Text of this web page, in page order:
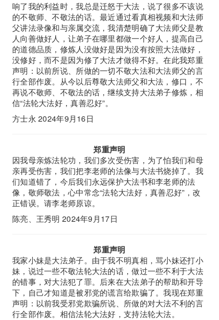
响了我的利益时，我总是迁怒于大法，说了很多不该说
的不敬师、不敬法的话。最近通过看真相视频和大法师
父讲法录像和与亲属交流，我清楚明确了大法师父是教
人向善做好人，让弟子在哪里都做一个好人，提高自己
的道德品质，修炼人没做好是因为没有按照大法做好，
没修好，而不是因为修了大法才做得不好。在此我郑重
声明：以前所说、所做的一切不敬大法和大法师父的言
行全部作废。从今以后尊敬大法师父和大法，修口，不
再说不敬师、不敬法的话，继续支持大法弟子修炼，相
信“法轮大法好，真善忍好”。
方士永 2024年9月16日
郑重声明
因我母亲炼法轮功，我们多次受伤害，为了怕我们和母
亲再受伤害，我们把李老师的法像与大法书烧掉了。我
们知道错了，今后我们永远保护大法书和李老师的法
像，敬师敬法，心中常念“法轮大法好，真善忍好”，改
正错误。请李老师原谅。
陈亮、王秀明 2024年9月17日
郑重声明
我家小妹是大法弟子。由于我不明真相，骂小妹还打小
妹，说过一些不敬法轮大法的话，做过一些不利于大法
的错事，对大法犯了罪。后来在大法弟子的帮助和开导
下，自己才知道是被邪党的谎言给欺骗了。我现在郑重
声明：以前我受邪党欺骗所说、所做的对大法不利的言
行全部作废。相信法轮大法好，支持法轮大法。